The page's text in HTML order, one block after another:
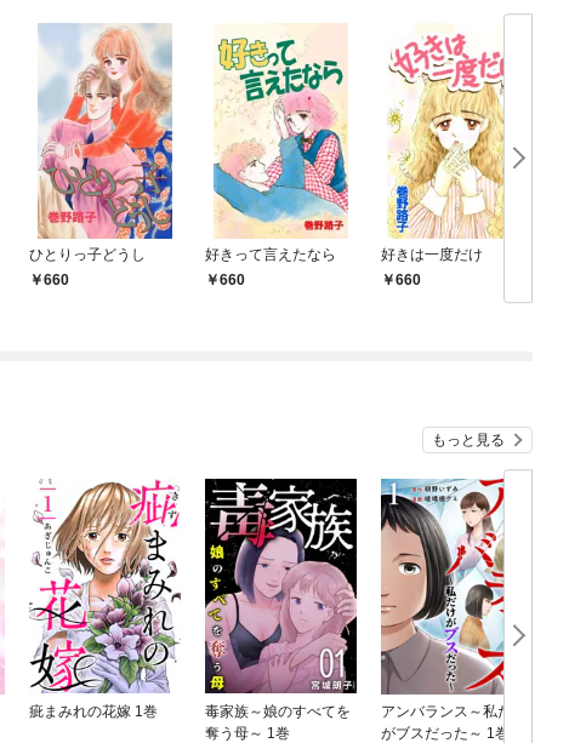
ひとりっ子どうし
660
好きって言えたなら
660
好きは一度だけ
660
もっと見る
疵まみれの花嫁 1巻
毒家族～娘のすべてを
奪う母～ 1巻
アンバランス～私だけ
がブスだった～ 1巻